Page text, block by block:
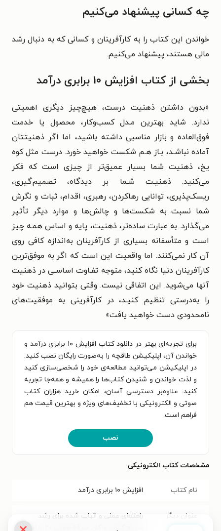
چه کسانی پیشنهاد می‌کنیم
خواندن این کتاب را به کارآفرینان و کسانی که به دنبال رشد
مالی هستند، پیشنهاد می‌کنیم.
بخشی از کتاب افزایش ۱۰ برابری درآمد
«بدون داشتن ذهنیت درست، هیچ‌چیز دیگری اهمیتی
ندارد. شاید بهترین مـدل کسب‌وکار، محصول یا خدمت
فوق‌العاده و بازار مناسبی داشته باشید، اما اگر ذهنیتتان
آماده نباشـد، بـاز هـم شکست خواهید خورد. درست مثل کوه
یخ، ذهنیت شما بسیار عمیق‌تر از چیزی است که فکر
می‌کنید. ذهنیـت شـما بر دیدگاه، تصمیم‌گیری،
ریسک‌پذیری، توانایی رهاکردن، رهبری، اقدام، ثبات و نگرش
شما نسبت به شکست‌ها و چالش‌ها و موارد دیگر تأثیر
می‌گذارد. به عبارت ساده‌تر، ذهنیت، پایه و اساس همـه چیز
است و متأسفانه بسیاری از کارآفرینان به‌اندازه کافی روی
آن کار نمی‌کنند. اما واقعیت این است که اگر به موفق‌ترین
کارآفرینان دنیا نگاه کنید، متوجه تفـاوت اساسـی در ذهنیت
آنها می‌شوید. این اتفاقی نیست. وقتی بتوانید ذهنیت خود
را به‌درستی تنظیم کنیـد، در کارآفرینی به موفقیت‌های
نامحدودی دست خواهید یافت»
برای تجربه‌ای بهتر در دانلود کتاب افزایش ۱۰ برابری درآمد و
خواندن آن، اپلیکیشن طاقچه را به‌صورت رایگان نصب کنید.
در اپلیکیشن می‌توانید مطالعه‌ی خود را شخصی‌سازی کنید
و لذت خواندن و شنیدن کتاب‌ها را همیشه و همه‌جا تجربه
کنید. علاوه‌بر دسترسی آسان، امکان خرید هزاران کتاب
صوتی و الکترونیکی با تخفیف‌های ویژه و بهترین قیمت هم
فراهم است.
نصب
مشخصات کتاب الکترونیکی
نام کتاب افزایش ۱۰ برابری درآمد
عنوان دیگر
راهنمای عملی و اثبات شده برای رشد
سریع کسب و کار، صرفه جویی ۲۰ ساعت